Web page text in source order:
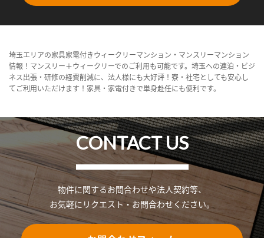
埼玉エリアの家具家電付きウィークリーマンション・マンスリーマンション
情報！マンスリー＋ウィークリーでのご利用も可能です。埼玉への連泊・ビジ
ネス出張・研修の経費削減に、法人様にも大好評！寮・社宅としても安心し
てご利用いただけます！家具・家電付きで単身赴任にも便利です。
CONTACT US
物件に関するお問合わせや法人契約等、
お気軽にリクエスト・お問合わせください。